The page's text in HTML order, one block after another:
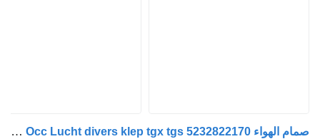
صمام الهواء MAN Occ Lucht divers klep tgx tgs 5232822170 لـ الشاحنات